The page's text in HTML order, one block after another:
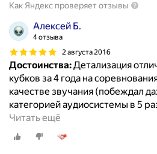
Как Яндекс проверяет отзывы
Алексей Б.
4 отзыва
2 августа 2016
Достоинства:Детализация
кубков за 4 года на
качестве звучания (побеждал
категорией аудиосистемы в 5
Читать ещё